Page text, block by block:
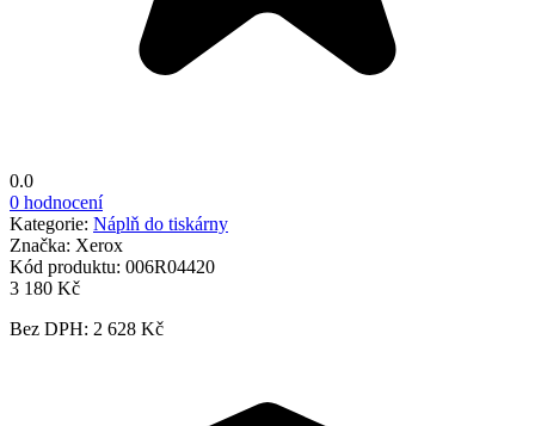
0.0
0 hodnocení
Kategorie: Náplň do tiskárny
Značka: Xerox
Kód produktu: 006R04420
3 180 Kč
Bez DPH: 2 628 Kč